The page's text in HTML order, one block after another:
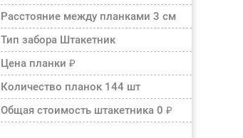
Расстояние между планками 3 см
Тип забора Штакетник
Цена планки ₽
Количество планок 144 шт
Общая стоимость штакетника 0 ₽